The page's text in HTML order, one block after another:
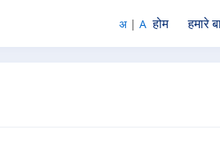
अ| A होम हमारे